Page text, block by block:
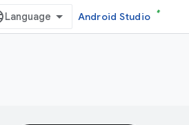
Android Studio